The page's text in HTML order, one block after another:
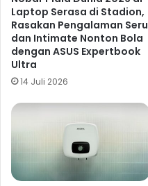
Laptop Serasa di Stadion,
Rasakan Pengalaman Seru
dan Intimate Nonton Bola
dengan ASUS Expertbook
Ultra
14 Juli 2026